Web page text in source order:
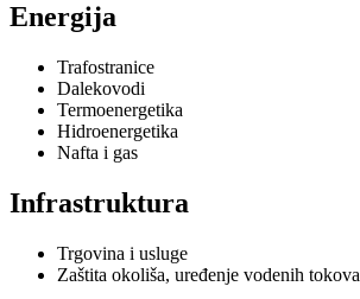
Energija
Trafostranice
Dalekovodi
Termoenergetika
Hidroenergetika
Nafta i gas
Infrastruktura
Trgovina i usluge
Zaštita okoliša, uređenje vodenih